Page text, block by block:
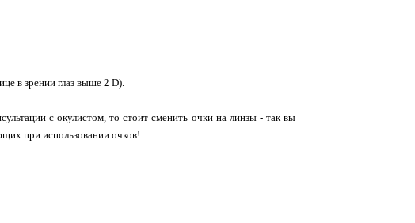
в зрении глаз выше 2 D).
с окулистом, то стоит сменить очки на линзы - так вы
при использовании очков!